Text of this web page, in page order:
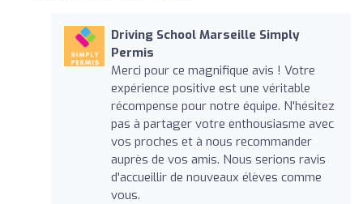
Driving School Marseille Simply
Permis
Merci pour ce magnifique avis ! Votre
expérience positive est une véritable
récompense pour notre équipe. N'hésitez
pas à partager votre enthousiasme avec
vos proches et à nous recommander
auprès de vos amis. Nous serions ravis
d'accueillir de nouveaux élèves comme
vous.